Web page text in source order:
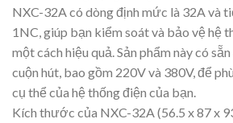
NXC-32A có dòng định mức là 32A và
1NC, giúp bạn kiểm soát và bảo vệ hệ
một cách hiệu quả. Sản phẩm này có
cuộn hút, bao gồm 220V và 380V, để
cụ thể của hệ thống điện của bạn.
Kích thước của NXC-32A (56.5 x 87 x